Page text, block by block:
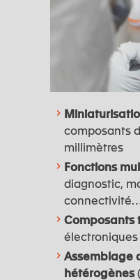
composants
millimètres
Fonctions
diagnostic,
Composants
Assemblage
hétérogènes